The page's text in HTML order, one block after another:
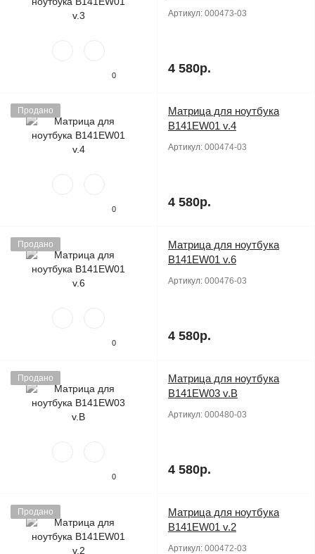
0
Артикул: 000473-03
4 580р.
Продано
0
Матрица для ноутбука
B141EW01 v.4
Артикул: 000474-03
4 580р.
Продано
0
Матрица для ноутбука
B141EW01 v.6
Артикул: 000476-03
4 580р.
Продано
0
Матрица для ноутбука
B141EW03 v.B
Артикул: 000480-03
4 580р.
Продано
Матрица для ноутбука
B141EW01 v.2
Артикул: 000472-03